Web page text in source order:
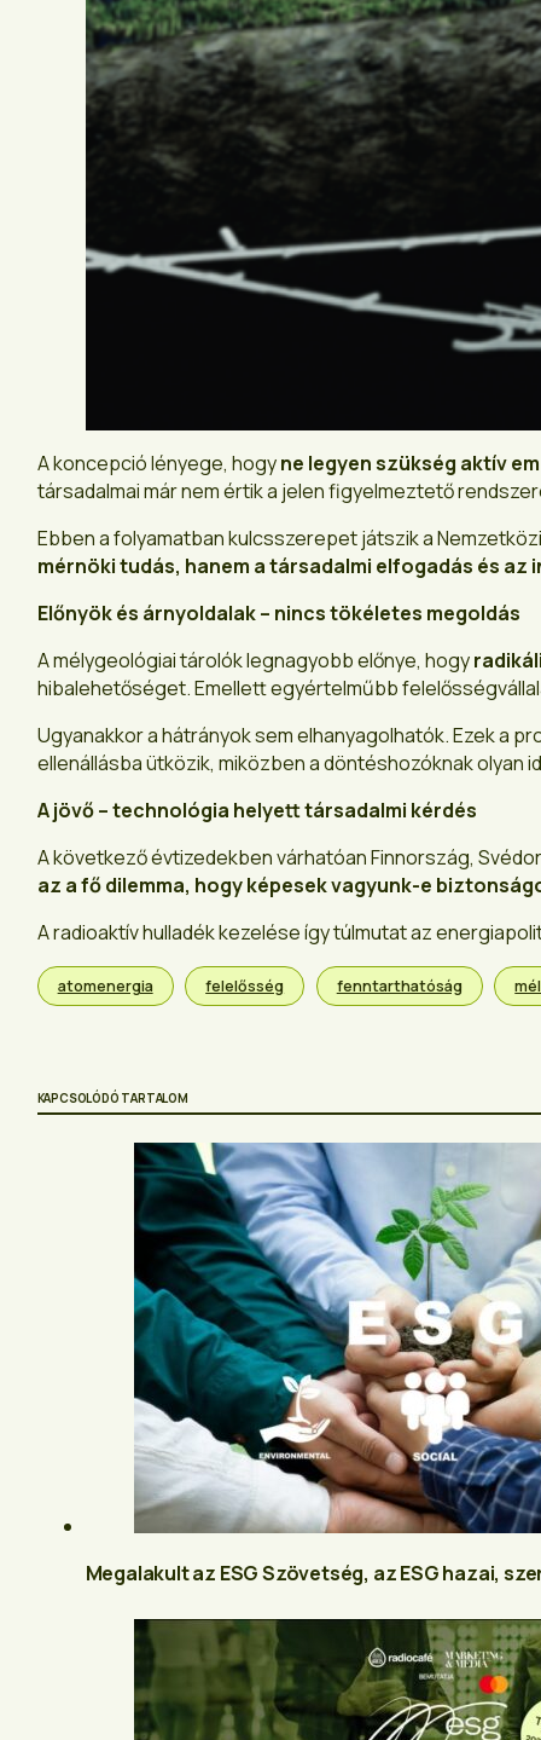
A koncepció lényege, hogyne legyen szükség aktív
társadalmai már nem értik a jelen figyelmeztető
Ebben a folyamatban kulcsszerepet játszik a
mérnöki tudás, hanem a társadalmi elfogadás és
Előnyök és árnyoldalak – nincs tökéletes megoldás
A mélygeológiai tárolók legnagyobb előnye, hogy
hibalehetőséget. Emellett egyértelműbb
Ugyanakkor a hátrányok sem elhanyagolhatók. Ezek a
ellenállásba ütközik, miközben a döntéshozóknak olyan
A jövő – technológia helyett társadalmi kérdés
A következő évtizedekben várhatóan Finnország,
az a fő dilemma, hogy képesek vagyunk-e
A radioaktív hulladék kezelése így túlmutat az
atomenergia felelősség fenntarthatóság
KAPCSOLÓDÓ TARTALOM
Megalakult az ESG Szövetség, az ESG hazai,